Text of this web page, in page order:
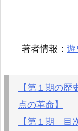
著者情報： 遊
【第１期の
点の革命】
【第１期 目